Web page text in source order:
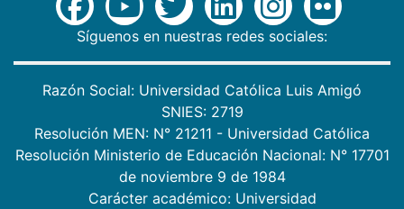
Síguenos en nuestras redes sociales:
Razón Social: Universidad Católica Luis Amigó
SNIES: 2719
Resolución MEN: N° 21211 - Universidad Católica
Resolución Ministerio de Educación Nacional: N° 17701
de noviembre 9 de 1984
Carácter académico: Universidad